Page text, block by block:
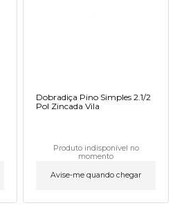
Dobradiça Pino Simples 2.1/2
Pol Zincada Vila
Produto indisponível no
momento
Avise-me quando chegar